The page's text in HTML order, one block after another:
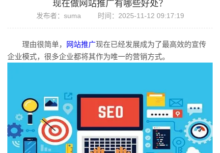
现在做网站推广有哪些好处？
发布者：suma 时间：2025-11-12 09:17:19
理由很简单， 网站推广现在已经发展成为了最高效的宣传
企业模式，很多企业都将其作为唯一的营销方式。